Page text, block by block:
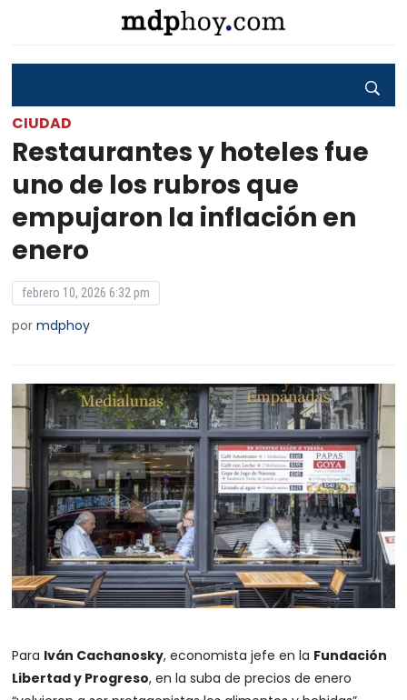
CIUDAD
Restaurantes y hoteles fue
uno de los rubros que
empujaron la inflación en
enero
febrero 10, 2026 6:32 pm
pormdphoy
Para Iván Cachanosky, economista jefe en la Fundación
Libertad y Progreso, en la suba de precios de enero